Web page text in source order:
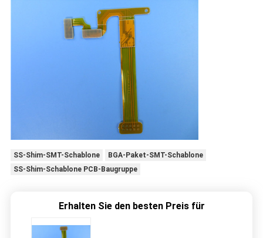
SS-Shim-SMT-Schablone
BGA-Paket-SMT-Schablone
SS-Shim-Schablone PCB-Baugruppe
Erhalten Sie den besten Preis für